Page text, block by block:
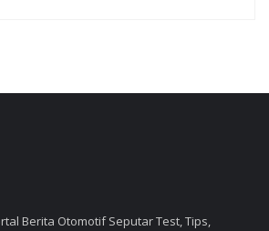
Berita Otomotif Seputar Test, Tips,